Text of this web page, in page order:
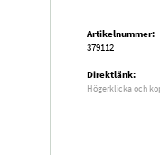
Artikelnummer:
379112
Direktlänk:
Högerklicka och